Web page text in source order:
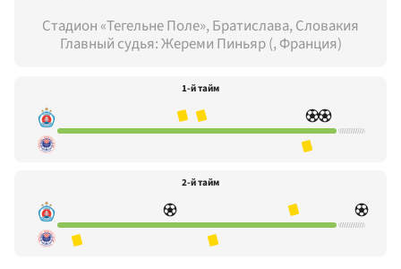
Стадион «Тегельне Поле», Братислава, Словакия
Главный судья: Жереми Пиньяр (, Франция)
1-й тайм
2-й тайм